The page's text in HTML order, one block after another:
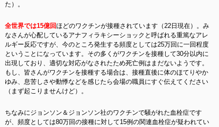
た）。
全世界では15億回ほどのワクチンが接種されています（22日現在）。み
なさんが心配しているアナフィラキシーショックと呼ばれる重篤なアレ
ルギー反応ですが、今のところ発生する頻度としては25万回に一回程度
ということになっています。その多くがワクチンを接種して30分以内に
出現しており、適切な対応がなされたため死亡例はまだないようです。
もし、皆さんがワクチンを接種する場合は、接種直後に体のほてりやか
ゆみ、息苦しさや動悸などを感じたら会場の職員にすぐ伝えてください
（まず起こりませんけど）。
ちなみにジョンソン＆ジョンソン社のワクチンで騒がれた血栓症です
が、頻度としては80万回の接種に対して15例の関連血栓症が疑われてい